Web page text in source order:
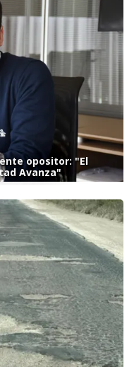
opositor: "El
Avanza"